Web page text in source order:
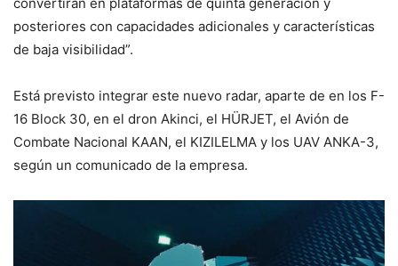
posteriores con capacidades adicionales y características
de baja visibilidad”.
Está previsto integrar este nuevo radar, aparte de en los F-
16 Block 30, en el dron Akinci, el HÜRJET, el Avión de
Combate Nacional KAAN, el KIZILELMA y los UAV ANKA-3,
según un comunicado de la empresa.